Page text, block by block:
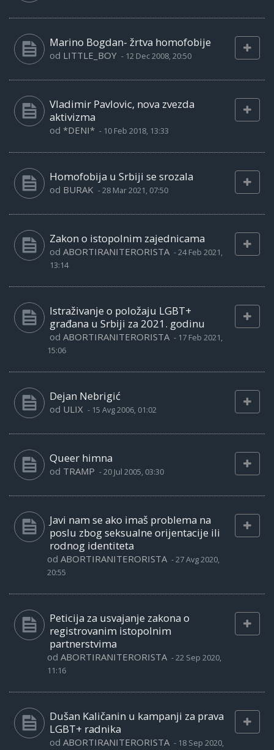
Marino Bogdan- žrtva homofobije
od LITTLE_BOY - 12 Dec 2008, 20:50
Vladimir Pavlovic, nova zvezda
aktivizma
od *DENI* - 10 Feb 2018, 13:33
Homofobija u Srbiji se srozala
od BURAK -28 Mar 2021, 07:50
Zakon o istopolnim zajednicama
od ABORTIRANITERORISTA -24 Feb 2021,
13:14
Istraživanje o položaju LGBT+
građana u Srbiji za 2021. godinu
od ABORTIRANITERORISTA - 17 Feb 2021,
15:06
Dejan Nebrigić
od ULIX - 15 Avg 2006, 01:02
Queer himna
od TRAMP -20 Jul 2005, 03:30
Javi nam se ako imaš problema na
poslu zbog seksualne orijentacije ili
rodnog identiteta
od ABORTIRANITERORISTA -27 Avg 2020,
20:55
Peticija za usvajanje zakona o
registrovanim istopolnim
partnerstvima
od ABORTIRANITERORISTA -22 Sep 2020,
11:16
Dušan Kaličanin u kampanji za prava
LGBT+ radnika
od ABORTIRANITERORISTA - 18 Sep 2020,